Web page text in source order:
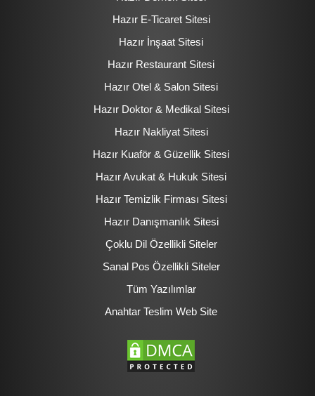
Hazır E-Ticaret Sitesi
Hazır İnşaat Sitesi
Hazır Restaurant Sitesi
Hazır Otel & Salon Sitesi
Hazır Doktor & Medikal Sitesi
Hazır Nakliyat Sitesi
Hazır Kuaför & Güzellik Sitesi
Hazır Avukat & Hukuk Sitesi
Hazır Temizlik Firması Sitesi
Hazır Danışmanlık Sitesi
Çoklu Dil Özellikli Siteler
Sanal Pos Özellikli Siteler
Tüm Yazılımlar
Anahtar Teslim Web Site